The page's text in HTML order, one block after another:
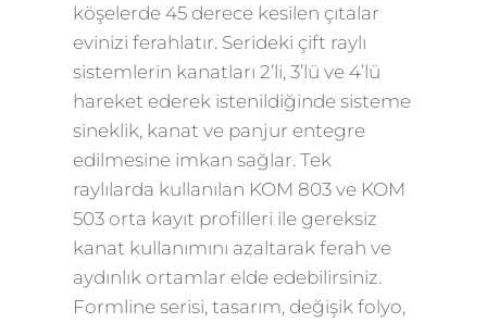
köşelerde 45 derece kesilen çıtalar
evinizi ferahlatır. Serideki çift raylı
sistemlerin kanatları 2’li, 3’lü ve 4’lü
hareket ederek istenildiğinde sisteme
sineklik, kanat ve panjur entegre
edilmesine imkan sağlar. Tek
raylılarda kullanılan KOM 803 ve KOM
503 orta kayıt profilleri ile gereksiz
kanat kullanımını azaltarak ferah ve
aydınlık ortamlar elde edebilirsiniz.
Formline serisi, tasarım, değişik folyo,